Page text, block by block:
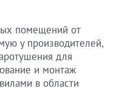
помещений от
у производителей,
для
и монтаж
в области